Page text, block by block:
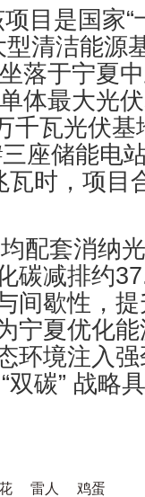
目是国家“
型清洁能源
落于宁夏
体最大光
千瓦光伏
座储能电
时，项目
配套消纳
碳减排约
间歇性，
宁夏优化
环境注入
碳” 战略
雷人 鸡蛋